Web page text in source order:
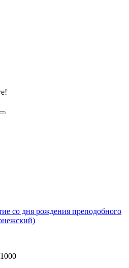
со дня рождения преподобного